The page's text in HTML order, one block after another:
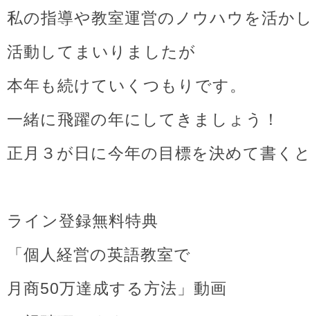
私の指導や教室運営のノウハウを活か
活動してまいりましたが
本年も続けていくつもりです。
一緒に飛躍の年にしてきましょう！
正月３が日に今年の目標を決めて書く
ライン登録無料特典
「個人経営の英語教室で
月商50万達成する方法」動画